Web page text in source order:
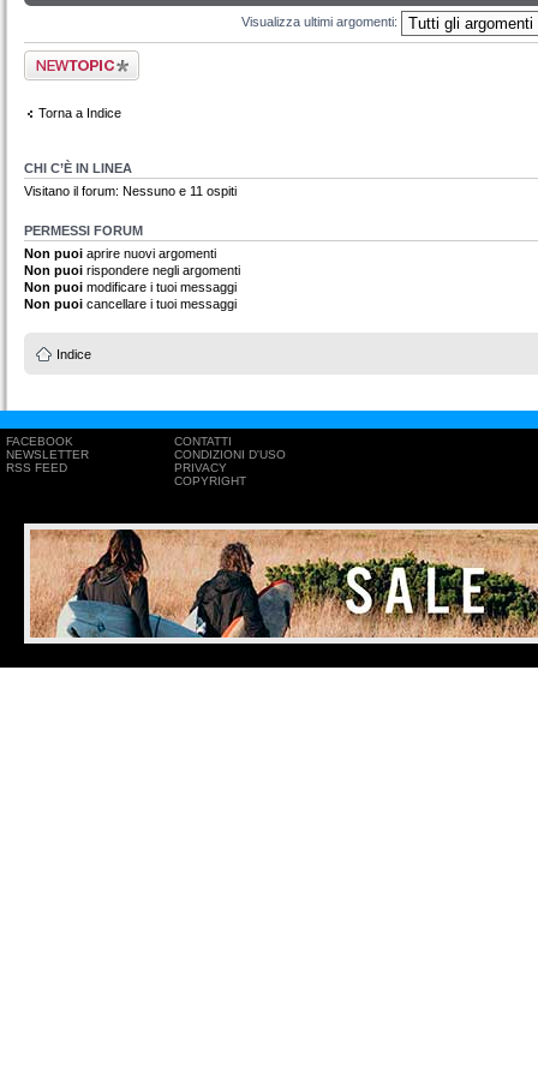
Visualizza ultimi argomenti:
Scrivi un nuovo
argomento
Torna a Indice
CHI C’È IN LINEA
Visitano il forum: Nessuno e 11 ospiti
PERMESSI FORUM
Non puoi aprire nuovi argomenti
Non puoi rispondere negli argomenti
Non puoi modificare i tuoi messaggi
Non puoi cancellare i tuoi messaggi
Indice
FACEBOOK
NEWSLETTER
RSS FEED
CONTATTI
CONDIZIONI D'USO
PRIVACY
COPYRIGHT